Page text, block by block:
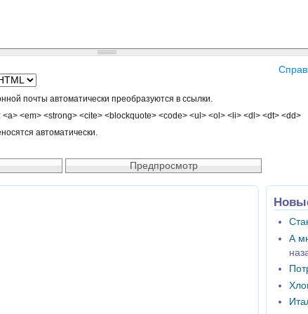
почты автоматически преобразуются в ссылки.
<em> <strong> <cite> <blockquote> <code> <ul> <ol> <li> <dl> <dt> <dd>
автоматически.
А